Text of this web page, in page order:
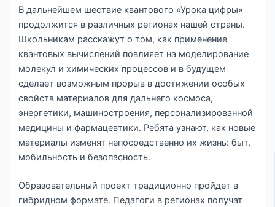
В дальнейшем шествие квантового «Урока цифры»
продолжится в различных регионах нашей страны.
Школьникам расскажут о том, как применение
квантовых вычислений повлияет на моделирование
молекул и химических процессов и в будущем
сделает возможным прорыв в достижении особых
свойств материалов для дальнего космоса,
энергетики, машиностроения, персонализированной
медицины и фармацевтики. Ребята узнают, как новые
материалы изменят непосредственно их жизнь: быт,
мобильность и безопасность.
Образовательный проект традиционно пройдет в
гибридном формате. Педагоги в регионах получат